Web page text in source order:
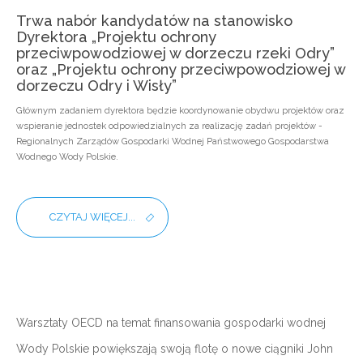
Trwa nabór kandydatów na stanowisko
Dyrektora „Projektu ochrony
przeciwpowodziowej w dorzeczu rzeki Odry”
oraz „Projektu ochrony przeciwpowodziowej w
dorzeczu Odry i Wisły”
Głównym zadaniem dyrektora będzie koordynowanie obydwu projektów oraz
wspieranie jednostek odpowiedzialnych za realizację zadań projektów -
Regionalnych Zarządów Gospodarki Wodnej Państwowego Gospodarstwa
Wodnego Wody Polskie.
CZYTAJ WIĘCEJ...
Warsztaty OECD na temat finansowania gospodarki wodnej
Wody Polskie powiększają swoją flotę o nowe ciągniki John